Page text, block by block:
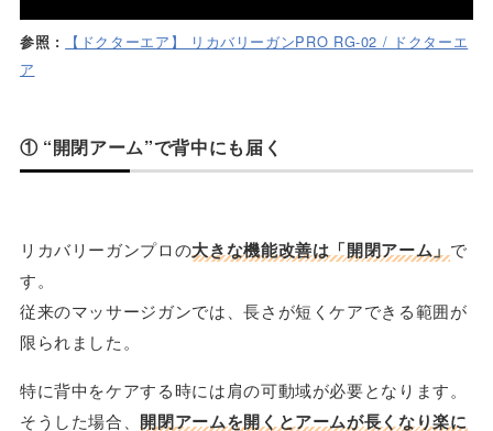
参照 :
【ドクターエア】 リカバリーガンPRO RG-02 / ドクターエ
ア
① “開閉アーム”で背中にも届く
リカバリーガンプロの大きな機能改善は「開閉アーム」で
す。
従来のマッサージガンでは、長さが短くケアできる範囲が
限られました。
特に背中をケアする時には肩の可動域が必要となります。
そうした場合、 開閉アームを開くとアームが長くなり楽に